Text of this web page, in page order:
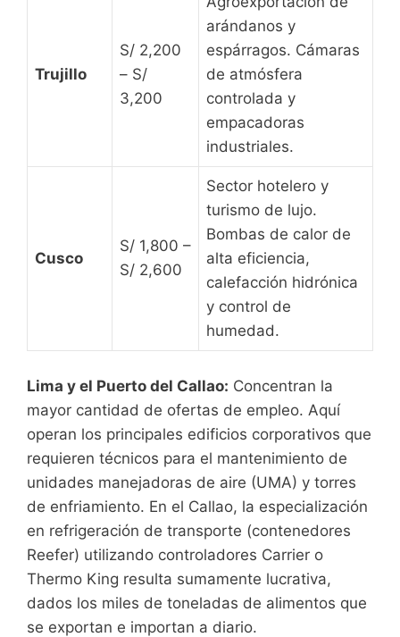
Trujillo
S/ 2,200
– S/
3,200
arándanos y
espárragos. Cámaras
de atmósfera
controlada y
empacadoras
industriales.
Cusco
S/ 1,800 –
S/ 2,600
Sector hotelero y
turismo de lujo.
Bombas de calor de
alta eficiencia,
calefacción hidrónica
y control de
humedad.
Lima y el Puerto del Callao: Concentran la
mayor cantidad de ofertas de empleo. Aquí
operan los principales edificios corporativos que
requieren técnicos para el mantenimiento de
unidades manejadoras de aire (UMA) y torres
de enfriamiento. En el Callao, la especialización
en refrigeración de transporte (contenedores
Reefer) utilizando controladores Carrier o
Thermo King resulta sumamente lucrativa,
dados los miles de toneladas de alimentos que
se exportan e importan a diario.